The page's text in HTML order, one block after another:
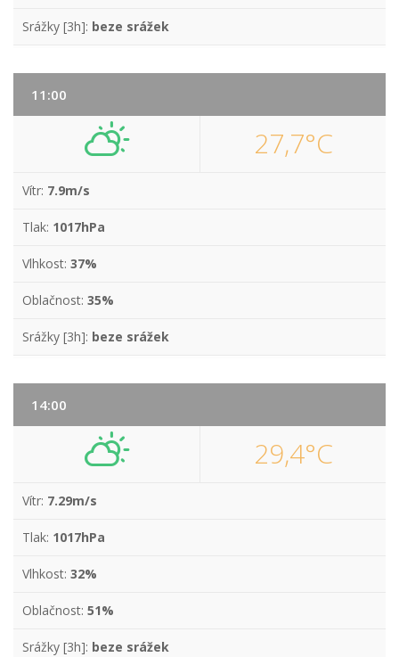
Srážky [3h]: beze srážek
11:00
27,7°C
Vítr: 7.9m/s
Tlak: 1017hPa
Vlhkost: 37%
Oblačnost: 35%
Srážky [3h]: beze srážek
14:00
29,4°C
Vítr: 7.29m/s
Tlak: 1017hPa
Vlhkost: 32%
Oblačnost: 51%
Srážky [3h]: beze srážek